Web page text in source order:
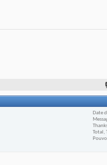
Date
Total,